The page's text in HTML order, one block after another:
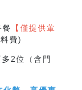
【僅提供葷
費)
2位（含門